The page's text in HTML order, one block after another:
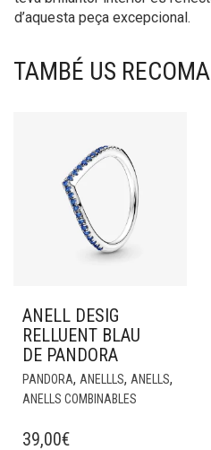
d’aquesta peça excepcional.
TAMBÉ US
ANELL DESIG
RELLUENT BLAU
DE PANDORA
PANDORA, ANELLLS, ANELLS,
ANELLS COMBINABLES
39,00€